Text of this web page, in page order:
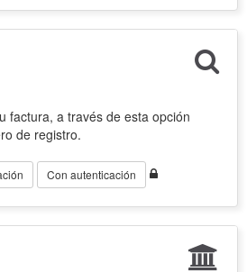
factura, a través de esta opción
de registro.
Con autenticación